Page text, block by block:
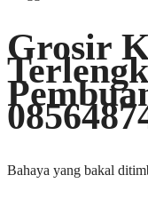
Grosir
Bahaya yang bakal